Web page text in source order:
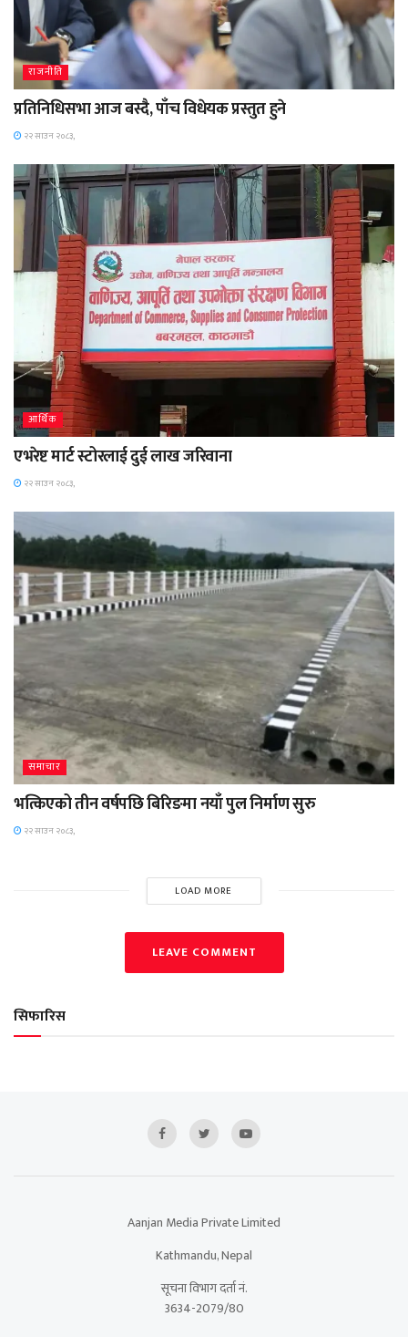
राजनीति
प्रतिनिधिसभा आज बस्दै, पाँच विधेयक प्रस्तुत हुने
२२ साउन २०८३,
आर्थिक
एभरेष्ट मार्ट स्टोरलाई दुई लाख जरिवाना
२२ साउन २०८३,
समाचार
भत्किएको तीन वर्षपछि बिरिङमा नयाँ पुल निर्माण सुरु
२२ साउन २०८३,
LOAD MORE
LEAVE COMMENT
सिफारिस
Aanjan Media Private Limited
Kathmandu, Nepal
सूचना विभाग दर्ता नं.
3634-2079/80